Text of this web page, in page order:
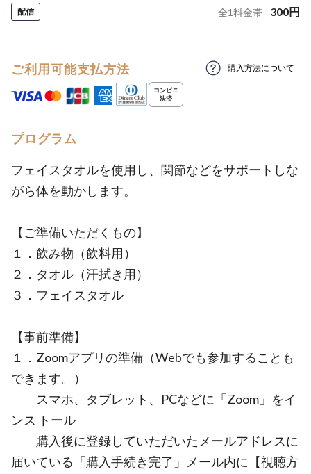
配信 全1料金帯 300円
ご利用可能支払方法 購入方法について
プログラム
フェイスタオルを使用し、関節などをサポートしな
がら体を動かします。
【ご準備いただくもの】
１．飲み物（飲料用）
２．タオル（汗拭き用）
３．フェイスタオル
【事前準備】
１．Zoomアプリの準備（Webでも参加することも
できます。）
スマホ、タブレット、PCなどに「Zoom」をイ
ンス トール
購入後に登録していただいたメールアドレスに
届いている「購入手続き完了」メール内に【視聴方